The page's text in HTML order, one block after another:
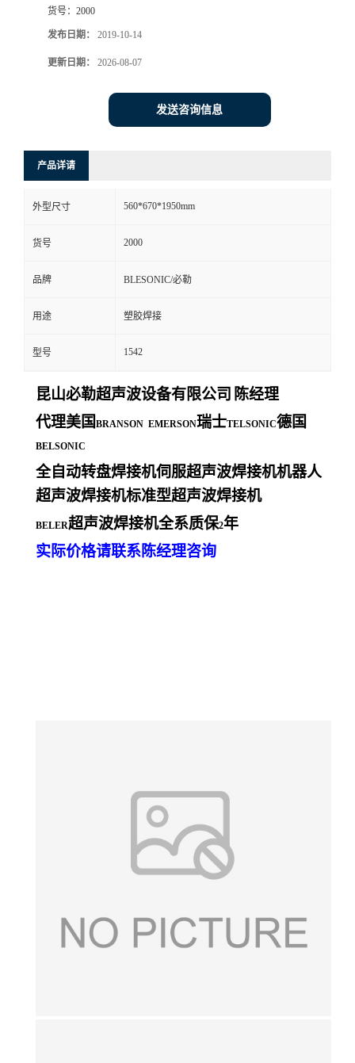
货号： 2000
发布日期： 2019-10-14
更新日期： 2026-08-07
发送咨询信息
产品详请
外型尺寸 560*670*1950mm
货号 2000
品牌 BLESONIC/必勒
用途 塑胶焊接
型号 1542
昆山必勒超声波设备有限公司 陈经理
代理美国 BRANSON EMERSON瑞士TELSONIC德国
BELSONIC
全自动转盘焊接机伺服超声波焊接机机器人
超声波焊接机标准型超声波焊接机
BELER超声波焊接机全系质保2年
实际价格请联系陈经理咨询